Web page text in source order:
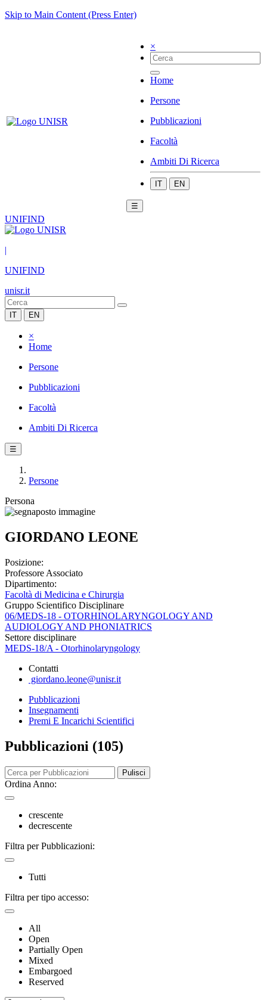
Skip to Main Content (Press Enter)
×
Home
Persone
Pubblicazioni
Facoltà
Ambiti Di Ricerca
IT EN
☰
UNIFIND
|
UNIFIND
unisr.it
IT EN
×
Home
Persone
Pubblicazioni
Facoltà
Ambiti Di Ricerca
☰
Persone
Persona
GIORDANO LEONE
Posizione:
Professore Associato
Dipartimento:
Facoltà di Medicina e Chirurgia
Gruppo Scientifico Disciplinare
06/MEDS-18 - OTORHINOLARYNGOLOGY AND
AUDIOLOGY AND PHONIATRICS
Settore disciplinare
MEDS-18/A - Otorhinolaryngology
Contatti
giordano.leone@unisr.it
Pubblicazioni
Insegnamenti
Premi E Incarichi Scientifici
Pubblicazioni (105)
Pulisci
Ordina Anno:
crescente
decrescente
Filtra per Pubblicazioni:
Tutti
Filtra per tipo accesso:
All
Open
Partially Open
Mixed
Embargoed
Reserved